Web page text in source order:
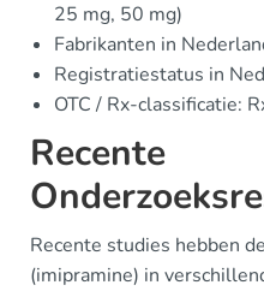
25 mg, 50 mg)
Fabrikanten in
Registratiestatus in
OTC / Rx-classificatie:
Recente
Recente studies hebben
(imipramine) in